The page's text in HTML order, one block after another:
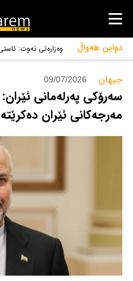
دواین هەواڵ
ملیۆن پێ سێجا بەرز
جیهان‌ 09/07/2026
سەرۆکی پەرلەمانی
مەرجەکانی ئێران